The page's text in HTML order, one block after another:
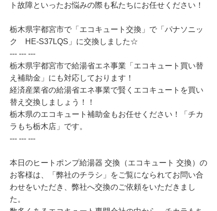
ト故障といったお悩みの際も私たちにお任せください！
栃木県宇都宮市で「エコキュート交換」で「パナソニッ
ク HE-S37LQS」に交換しました☆
--- --- ---
栃木県宇都宮市で給湯省エネ事業「エコキュート買い替
え補助金」にも対応しております！
経済産業省の給湯省エネ事業で賢くエコキュートを買い
替え交換しましょう！！
栃木県のエコキュート補助金もお任せください！「チカ
ラもち栃木店」です。
--- --- ---
本日のヒートポンプ給湯器 交換（エコキュート 交換）の
お客様は、「弊社のチラシ」をご覧になられてお問い合
わせをいただき、弊社へ交換のご依頼をいただきまし
た。